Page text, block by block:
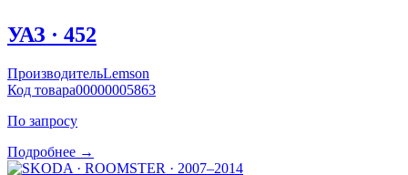
УАЗ · 452
ПроизводительLemson
Код товара00000005863
По запросу
Подробнее →